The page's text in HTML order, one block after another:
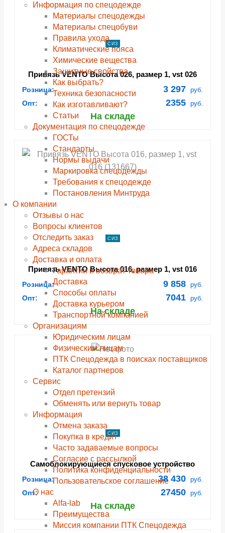
Информация по спецодежде
Материалы спецодежды
Материалы спецобуви
Правила ухода
Климатические пояса
Химические вещества
Защитные свойства
Как выбрать?
Техника безопасности
Как изготавливают?
Статьи
Документация по спецодежде
ГОСТы
Cтандарты
Нормы выдачи
Маркировка спецодежды
Требования к спецодежде
Постановления Минтруда
О компании
Отзывы о нас
Вопросы клиентов
Отследить заказ
Адреса складов
Доставка и оплата
Гарантии и возврат товара
Доставка
Способы оплаты
Доставка курьером
Транспортной компанией
Организациям
Юридическим лицам
Физическим лицам
ПТК Спецодежда в поисках поставщиков
Каталог партнеров
Сервис
Отдел претензий
Обменять или вернуть товар
Информация
Отмена заказа
Покупка в кредит
Часто задаваемые вопросы
Согласие с рассылкой
Политика конфиденциальности
Пользовательское соглашение
О нас
Alfa-lab
Преимущества
Миссия компании ПТК Спецодежда
СИЗ
Привязь VENTO Высота 026, размер 1, vst 026
(131665)
Розница: 3 297 руб.
Опт: 2355 руб.
На складе
СИЗ
Привязь VENTO Высота 016, размер 1, vst 016
Розница: 9 858 руб.
Опт: 7041 руб.
На складе
СИЗ
Самоблокирующиеся спусковое устройство
«RIG»
Розница: 38 430 руб.
Опт: 27450 руб.
На складе